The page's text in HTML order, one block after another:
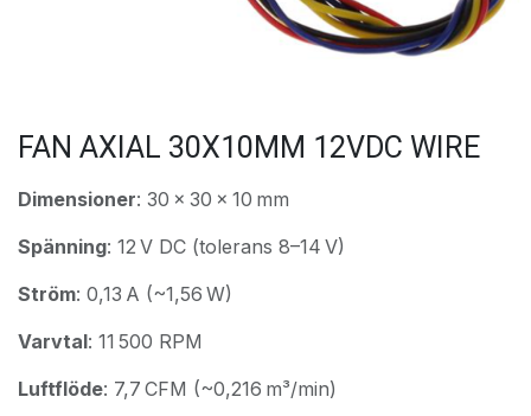
FAN AXIAL 30X10MM 12VDC WIRE
Dimensioner: 30 × 30 × 10 mm
Spänning: 12 V DC (tolerans 8–14 V)
Ström: 0,13 A (~1,56 W)
Varvtal: 11 500 RPM
Luftflöde: 7,7 CFM (~0,216 m³/min)